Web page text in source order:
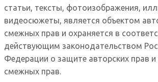
статьи, тексты, фотоизображения,
видеосюжеты, является объектом
смежных прав и охраняется в
действующим законодательством
Федерации о защите авторских прав
смежных прав.